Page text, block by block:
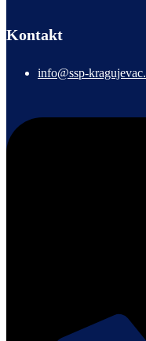
Kontakt
info@ssp-